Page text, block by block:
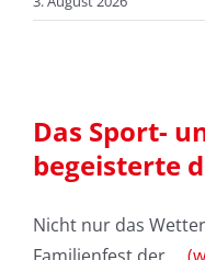
Das Sport-
begeisterte
Nicht nur das